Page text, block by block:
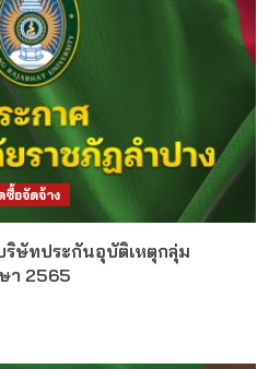
ซื้อจัดจ้าง
ริษัทประกันอุบัติเหตุกลุ่ม
า 2565